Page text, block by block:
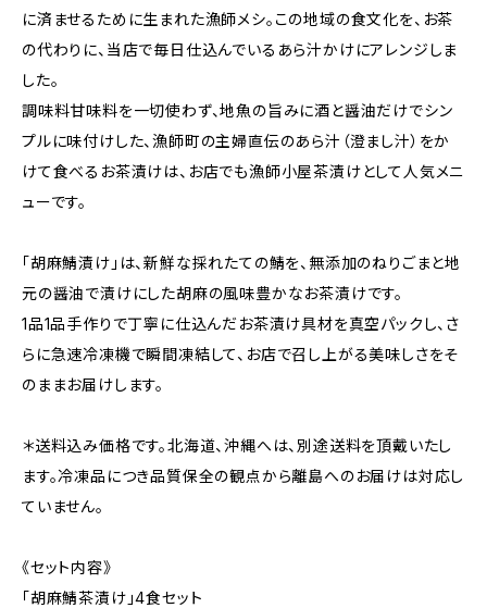
に済ませるために生まれた漁師メシ。この地域の食文化を、お茶
の代わりに、当店で毎日仕込んでいるあら汁かけにアレンジしま
した。
調味料甘味料を一切使わず、地魚の旨みに酒と醤油だけでシン
プルに味付けした、漁師町の主婦直伝のあら汁（澄まし汁）をか
けて食べるお茶漬けは、お店でも漁師小屋茶漬けとして人気メニ
ューです。
「胡麻鯖漬け」は、新鮮な採れたての鯖を、無添加のねりごまと地
元の醤油で漬けにした胡麻の風味豊かなお茶漬けです。
1品1品手作りで丁寧に仕込んだお茶漬け具材を真空パックし、さ
らに急速冷凍機で瞬間凍結して、お店で召し上がる美味しさをそ
のままお届けします。
＊送料込み価格です。北海道、沖縄へは、別途送料を頂戴いたし
ます。冷凍品につき品質保全の観点から離島へのお届けは対応し
ていません。
《セット内容》
「胡麻鯖茶漬け」4食セット